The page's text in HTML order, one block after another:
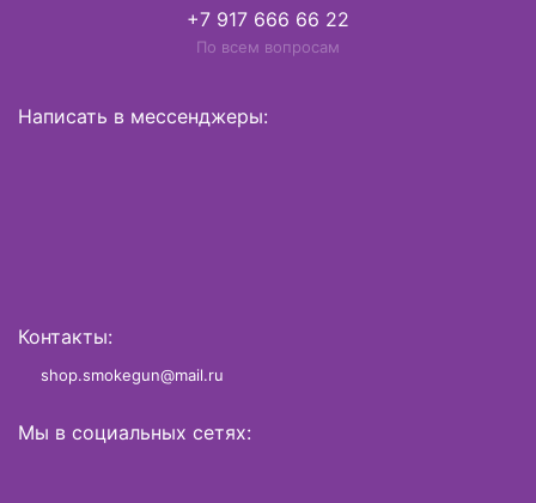
+7 917 666 66 22
По всем вопросам
Написать в мессенджеры:
Контакты:
shop.smokegun@mail.ru
Мы в социальных сетях: